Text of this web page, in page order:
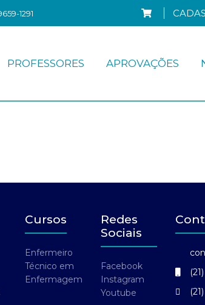
1291
PROFESSORES APROVAÇÕES
Cursos
Enfermeiro
Técnico em
Enfermagem
Redes
Sociais
Facebook
Instagram
Youtube